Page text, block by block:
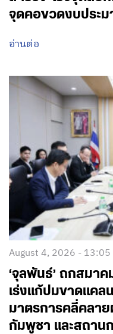
จุดคอขวดงบประ
อ่านต่อ
August 4, 2026 - 13:05
‘จุลพันธ์’ ถกสมา
เร่งแก้ปมขาดแคล
มาตรการคลี่คลา
กัมพูชา และสถาน